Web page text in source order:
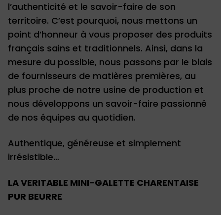
l’authenticité et le savoir-faire de son
territoire. C’est pourquoi, nous mettons un
point d’honneur à vous proposer des produits
français sains et traditionnels. Ainsi, dans la
mesure du possible, nous passons par le biais
de fournisseurs de matières premières, au
plus proche de notre usine de production et
nous développons un savoir-faire passionné
de nos équipes au quotidien.
Authentique, généreuse et simplement
irrésistible…
LA VERITABLE MINI-GALETTE CHARENTAISE
PUR BEURRE